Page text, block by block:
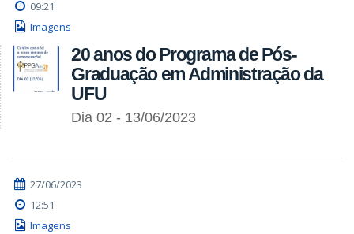
09:21
Imagens
20 anos do Programa de Pós-
Graduação em Administração da
UFU
Dia 02 - 13/06/2023
27/06/2023
12:51
Imagens